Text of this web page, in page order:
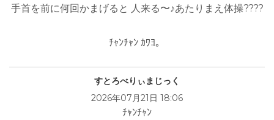
手首を前に何回かまげると 人来る〜♪あたりまえ体操????
ﾁｬﾝﾁｬﾝ ｶﾜﾖ。
すとろべりぃまじっく
2026年07月21日 18:06
ﾁｬﾝﾁｬﾝ